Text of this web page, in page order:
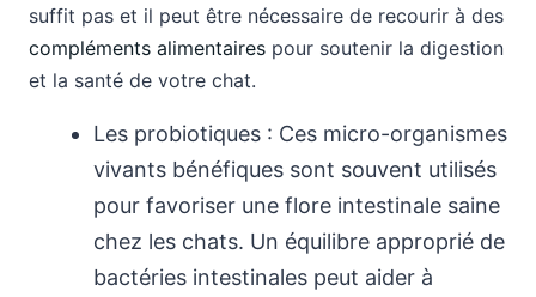
suffit pas et il peut être nécessaire de recourir à des
compléments alimentaires pour soutenir la digestion
et la santé de votre chat.
Les probiotiques : Ces micro-organismes
vivants bénéfiques sont souvent utilisés
pour favoriser une flore intestinale saine
chez les chats. Un équilibre approprié de
bactéries intestinales peut aider à